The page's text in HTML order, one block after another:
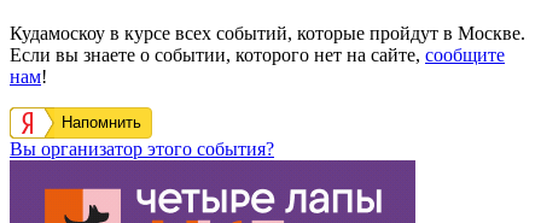
Кудамоскоу в курсе всех событий, которые пройдут в Москве.
Если вы знаете о событии, которого нет на сайте, сообщите
нам!
Напомнить
Вы организатор этого события?